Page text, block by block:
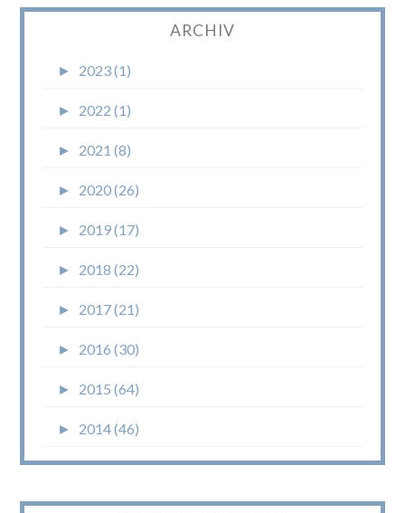
ARCHIV
► 2023 (1)
► 2022 (1)
► 2021 (8)
► 2020 (26)
► 2019 (17)
► 2018 (22)
► 2017 (21)
► 2016 (30)
► 2015 (64)
► 2014 (46)